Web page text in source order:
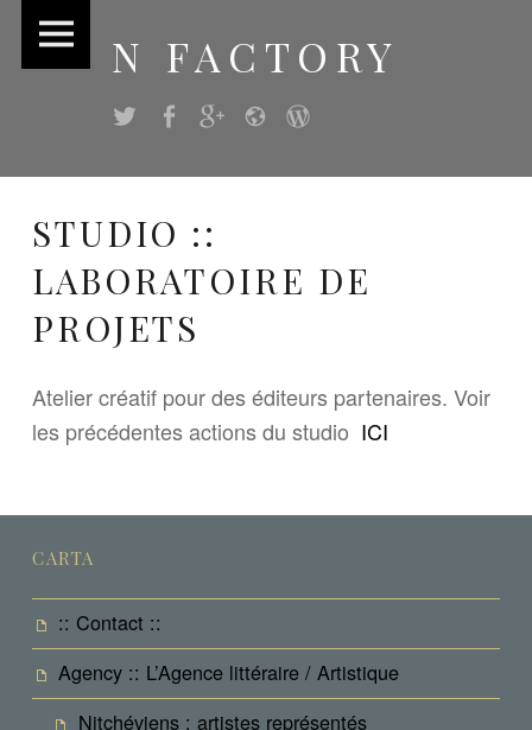
N FACTORY
И
C
H
E
V
navigation
sur
Factory
Passer
au
TwitterFacebook
Google+Myspace
Blog
STUDIO ::
LABORATOIRE DE
PROJETS
Atelier créatif pour des éditeurs partenaires. Voir
les précédentes actions du studio ICI
CARTA
:: Contact ::
Agency :: L’Agence littéraire / Artistique
Nitchéviens : artistes représentés